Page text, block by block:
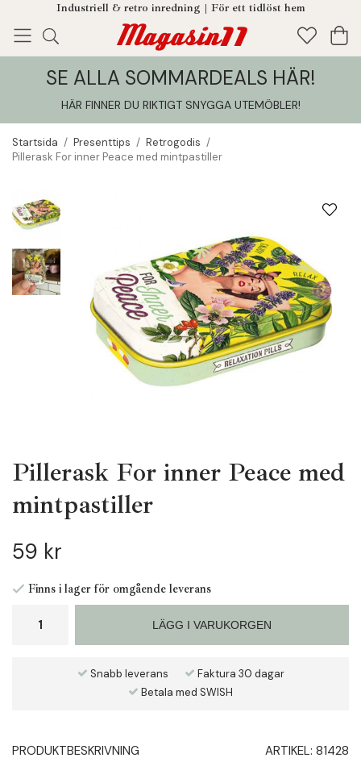
Industriell & retro inredning | För ett tidlöst hem
Enjoy! Tillagt i din varukorg
SE ALLA SOMMARDEALS HÄR!
HÄR FINNER DU RIKTIGT SNYGGA UTEMÖBLER!
Startsida / Presenttips / Retrogodis /
Pillerask For inner Peace med mintpastiller
Pillerask For inner Peace med
mintpastiller
59 kr
Finns i lager för omgående leverans
LÄGG I VARUKORGEN
Snabb leverans
Faktura 30 dagar
Betala med SWISH
PRODUKTBESKRIVNING ARTIKEL: 81428